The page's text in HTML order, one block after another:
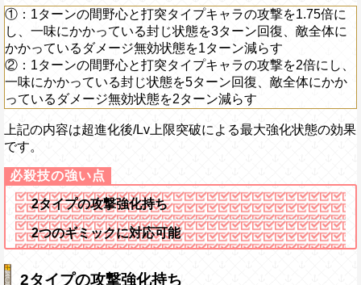
①：1ターンの間野心と打突タイプキャラの攻撃を1.75倍に
し、一味にかかっている封じ状態を3ターン回復、敵全体に
かかっているダメージ無効状態を1ターン減らす
②：1ターンの間野心と打突タイプキャラの攻撃を2倍にし、
一味にかかっている封じ状態を5ターン回復、敵全体にかか
っているダメージ無効状態を2ターン減らす
上記の内容は超進化後/Lv上限突破による最大強化状態の効果
です。
2タイプの攻撃強化持ち
2つのギミックに対応可能
2タイプの攻撃強化持ち